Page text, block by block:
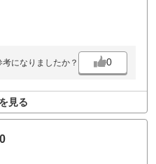
になりましたか？ 0
見る